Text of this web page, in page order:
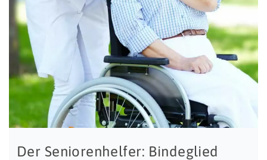
Der Seniorenhelfer: Bindeglied